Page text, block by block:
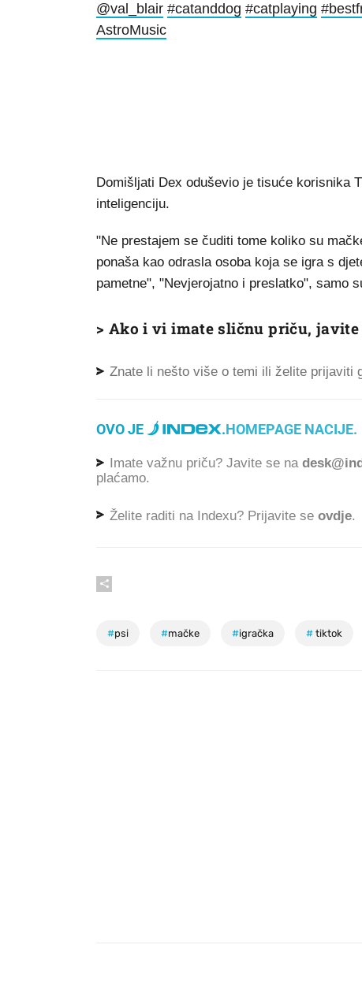
@val_blair #catanddog #catplaying
AstroMusic
Domišljati Dex oduševio je tisuće korisnika
inteligenciju.
"Ne prestajem se čuditi tome koliko su
ponaša kao odrasla osoba koja se igra s
pametne", "Nevjerojatno i preslatko", samo
> Ako i vi imate sličnu priču,
Znate li nešto više o temi ili želite prijaviti
OVO JE .HOMEPAGE NACIJE.
Imate važnu priču? Javite se na
plaćamo.
Želite raditi na Indexu? Prijavite se ovdje.
#psi #mačke #igračka # tiktok